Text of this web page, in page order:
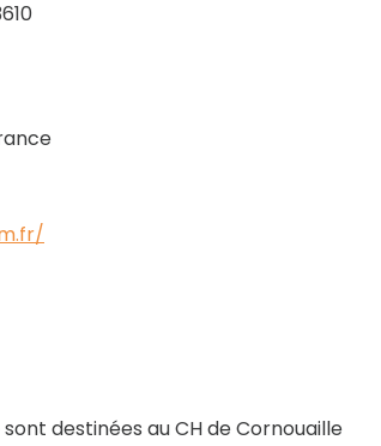
destinées au CH de Cornouaille